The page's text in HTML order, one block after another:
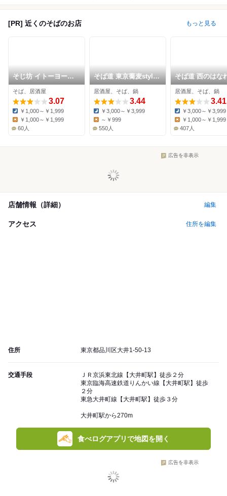
[PR] 近くのそばのお店 もっと見る
そじ坊 イトーヨーカ
ドー大井町店
そば、居酒屋
3.07
Dinner:
￥1,000～￥1,999
Lunch:
￥1,000～￥1,999
60人
そば道 東京蕎麦style
大井町本店
居酒屋、そば、鍋
3.44
Dinner:
￥3,000～￥3,999
～￥999
550人
そば道 西のはな
居酒屋、そば、鍋
3.41
Dinner:
￥3,000～￥3,999
￥1,000～￥1,999
407人
広告を非表示
店舗情報（詳細） 編集
アクセス 住所を編集
住所 東京都品川区大井1-50-13
交通手段
ＪＲ京浜東北線【大井町駅】徒歩２分
東京臨海高速鉄道りんかい線【大井町駅】徒歩
２分
東急大井町線【大井町駅】徒歩３分
大井町駅から270m
食べログアプリで地図を開く
広告を非表示